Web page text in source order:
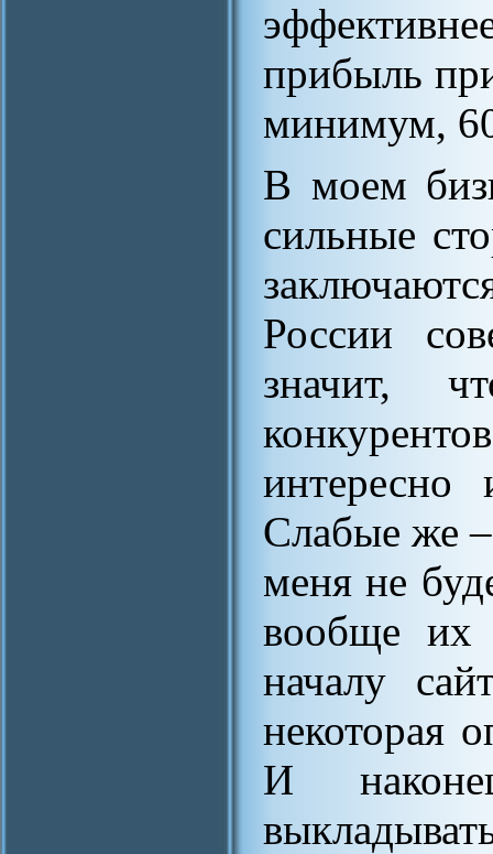
прибыль
минимум,
В моем
сильные
России
значит,
Слабые же
меня не
вообще
началу
некоторая
И